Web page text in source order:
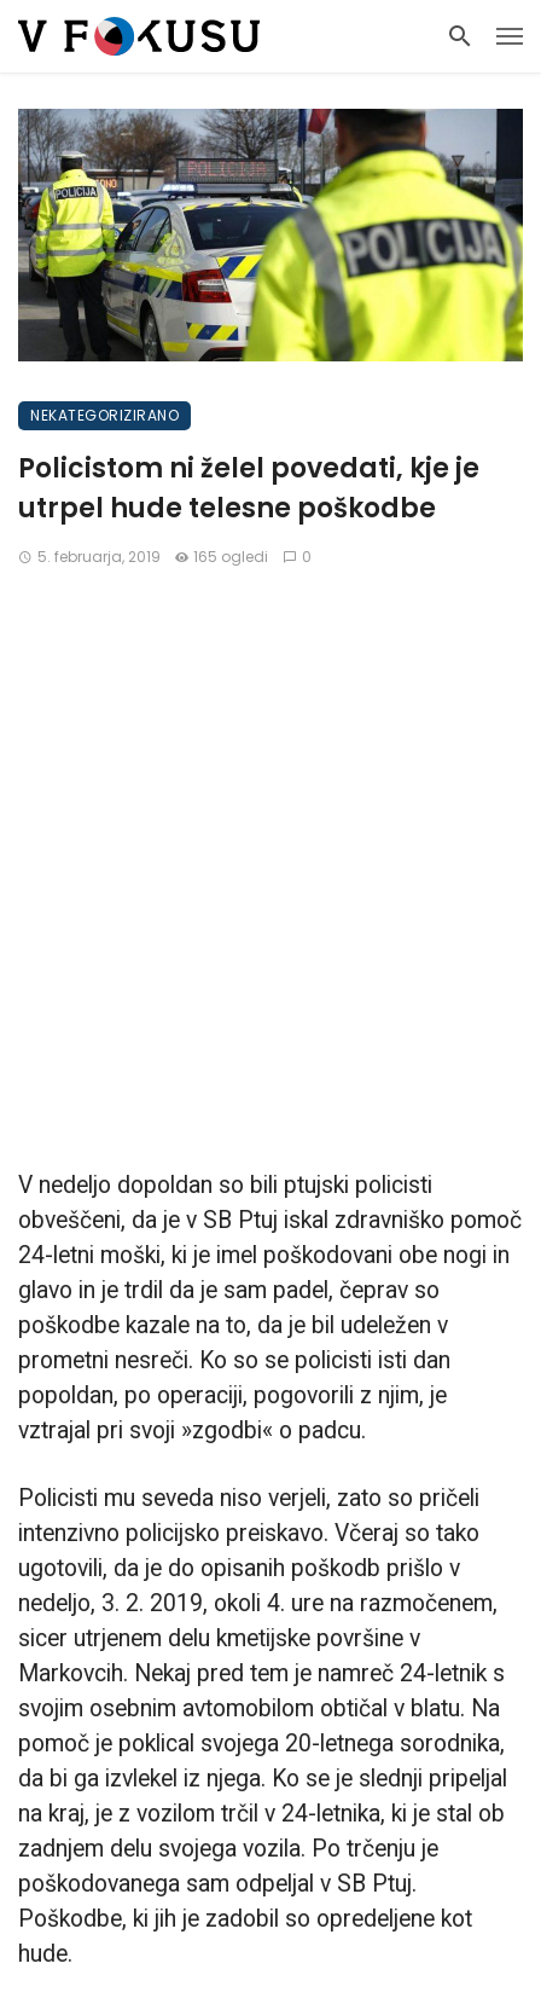
NEKATEGORIZIRANO
Policistom ni želel povedati, kje je
utrpel hude telesne poškodbe
5. februarja, 2019 165 ogledi 0
V nedeljo dopoldan so bili ptujski policisti
obveščeni, da je v SB Ptuj iskal zdravniško pomoč
24-letni moški, ki je imel poškodovani obe nogi in
glavo in je trdil da je sam padel, čeprav so
poškodbe kazale na to, da je bil udeležen v
prometni nesreči. Ko so se policisti isti dan
popoldan, po operaciji, pogovorili z njim, je
vztrajal pri svoji »zgodbi« o padcu.
Policisti mu seveda niso verjeli, zato so pričeli
intenzivno policijsko preiskavo. Včeraj so tako
ugotovili, da je do opisanih poškodb prišlo v
nedeljo, 3. 2. 2019, okoli 4. ure na razmočenem,
sicer utrjenem delu kmetijske površine v
Markovcih. Nekaj pred tem je namreč 24-letnik s
svojim osebnim avtomobilom obtičal v blatu. Na
pomoč je poklical svojega 20-letnega sorodnika,
da bi ga izvlekel iz njega. Ko se je slednji pripeljal
na kraj, je z vozilom trčil v 24-letnika, ki je stal ob
zadnjem delu svojega vozila. Po trčenju je
poškodovanega sam odpeljal v SB Ptuj.
Poškodbe, ki jih je zadobil so opredeljene kot
hude.